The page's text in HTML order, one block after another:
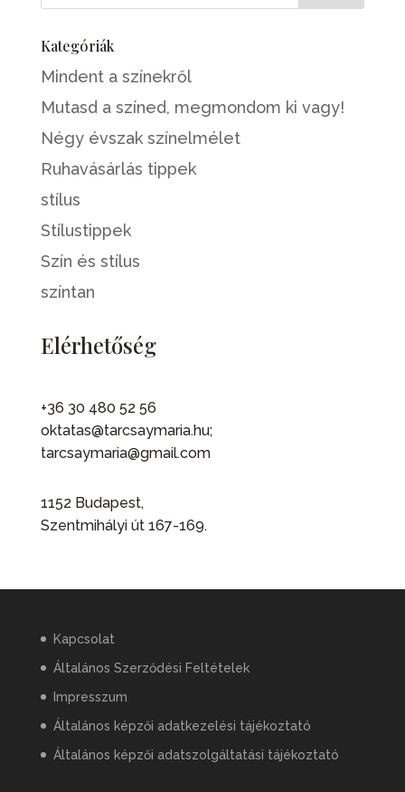
Kategóriák
Mindent a színekről
Mutasd a színed, megmondom ki vagy!
Négy évszak színelmélet
Ruhavásárlás tippek
stílus
Stílustippek
Szín és stílus
színtan
Elérhetőség
+36 30 480 52 56
oktatas@tarcsaymaria.hu;
tarcsaymaria@gmail.com
1152 Budapest,
Szentmihályi út 167-169.
Kapcsolat
Általános Szerződési Feltételek
Impresszum
Általános képzői adatkezelési tájékoztató
Általános képzői adatszolgáltatási tájékoztató